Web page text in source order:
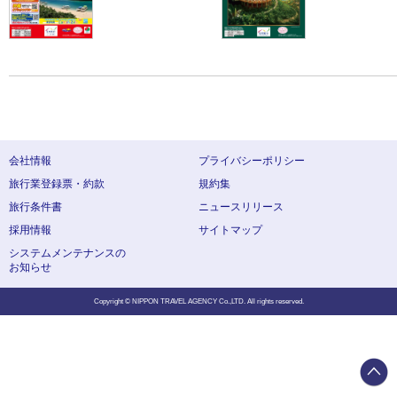
会社情報
プライバシーポリシー
旅行業登録票・約款
規約集
旅行条件書
ニュースリリース
採用情報
サイトマップ
システムメンテナンスの
お知らせ
Copyright © NIPPON TRAVEL AGENCY Co.,LTD. All rights reserved.